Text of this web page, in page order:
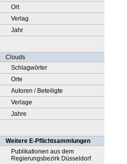
Ort
Verlag
Jahr
Clouds
Schlagwörter
Orte
Autoren / Beteiligte
Verlage
Jahre
Weitere E-Pflichtsammlungen
Publikationen aus dem
Regierungsbezirk Düsseldorf